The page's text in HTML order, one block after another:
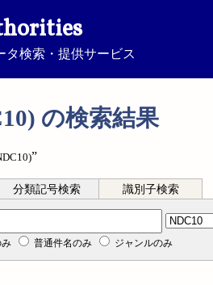
タ検索・提供サービス
の検索結果
”
分類記号検索 識別子検索
普通件名のみ ジャンルのみ